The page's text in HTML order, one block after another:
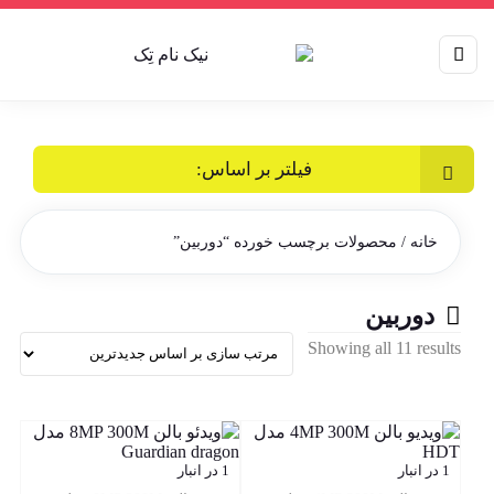
فیلتر بر اساس:
خانه / محصولات برچسب خورده “دوربین”
دوربین
Showing all 11 results
1 در انبار 1 در انبار